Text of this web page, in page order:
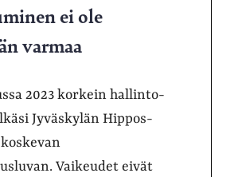
ei ole
varmaa
2023 korkein hallinto-
Jyväskylän Hippos-
Vaikeudet eivät